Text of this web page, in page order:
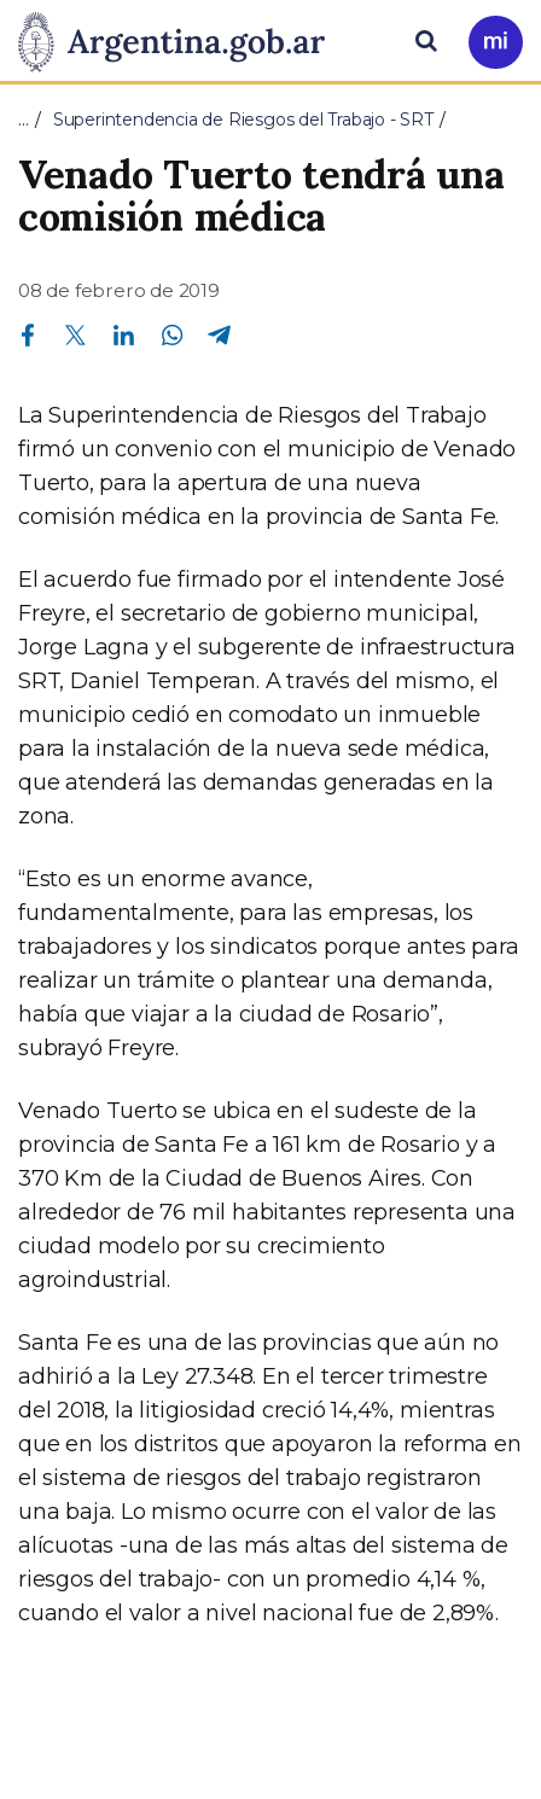
Presidencia
de
la
Nación
Pasar al contenido principal
Ir
a
Buscar
… Superintendencia de Riesgos del Trabajo - SRT
Venado Tuerto tendrá una
comisión médica
08 de febrero de 2019
Compartir en Facebook Compartir en Twitter Compartir en Linkedin Compartir en Whatsapp
La Superintendencia de Riesgos del Trabajo
firmó un convenio con el municipio de Venado
Tuerto, para la apertura de una nueva
comisión médica en la provincia de Santa Fe.
El acuerdo fue firmado por el intendente José
Freyre, el secretario de gobierno municipal,
Jorge Lagna y el subgerente de infraestructura
SRT, Daniel Temperan. A través del mismo, el
municipio cedió en comodato un inmueble
para la instalación de la nueva sede médica,
que atenderá las demandas generadas en la
zona.
“Esto es un enorme avance,
fundamentalmente, para las empresas, los
trabajadores y los sindicatos porque antes para
realizar un trámite o plantear una demanda,
había que viajar a la ciudad de Rosario”,
subrayó Freyre.
Venado Tuerto se ubica en el sudeste de la
provincia de Santa Fe a 161 km de Rosario y a
370 Km de la Ciudad de Buenos Aires. Con
alrededor de 76 mil habitantes representa una
ciudad modelo por su crecimiento
agroindustrial.
Santa Fe es una de las provincias que aún no
adhirió a la Ley 27.348. En el tercer trimestre
del 2018, la litigiosidad creció 14,4%, mientras
que en los distritos que apoyaron la reforma en
el sistema de riesgos del trabajo registraron
una baja. Lo mismo ocurre con el valor de las
alícuotas -una de las más altas del sistema de
riesgos del trabajo- con un promedio 4,14 %,
cuando el valor a nivel nacional fue de 2,89%.